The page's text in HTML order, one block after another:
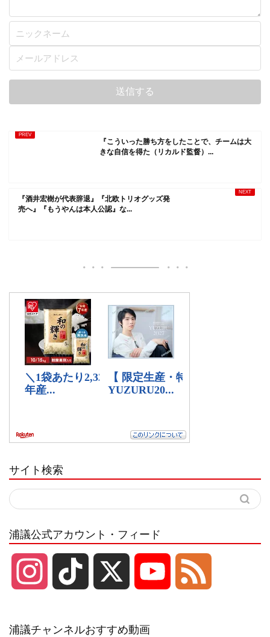
『こういった勝ち方をしたことで、チームは大
きな自信を得た（リカルド監督）...
『酒井宏樹が代表辞退』『北欧トリオグッズ発
売へ』『もうやんは本人公認』な...
サイト検索
浦議公式アカウント・フィード
浦議チャンネルおすすめ動画